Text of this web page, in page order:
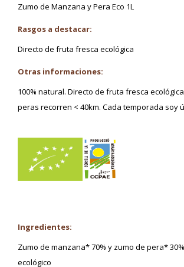
Zumo de Manzana y Pera Eco 1L
Rasgos a destacar:
Directo de fruta fresca ecológica
Otras informaciones:
100% natural. Directo de fruta fresca
peras recorren < 40km. Cada temporada soy
Ingredientes:
Zumo de manzana* 70% y zumo de pera*
ecológico